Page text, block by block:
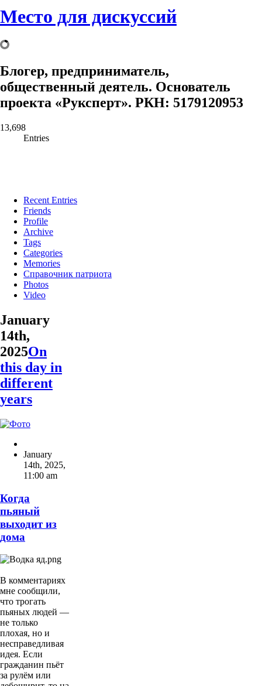
Место для дискуссий
Блогер, предприниматель,
общественный деятель. Основатель
проекта «Руксперт». РКН: 5179120953
13,698
Entries
Recent Entries
Friends
Profile
Archive
Tags
Categories
Memories
Справочник патриота
Photos
Video
January
14th,
2025On
this day in
different
years
January
14th, 2025,
11:00 am
Когда
пьяный
выходит из
дома
В комментариях
мне сообщили,
что трогать
пьяных людей —
не только
плохая, но и
несправедливая
идея. Если
гражданин пьёт
за рулём или